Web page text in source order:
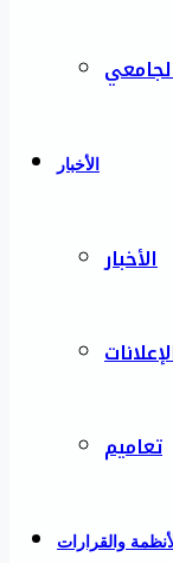
الأخبار
الأخبار
تعاميم
والقرارات